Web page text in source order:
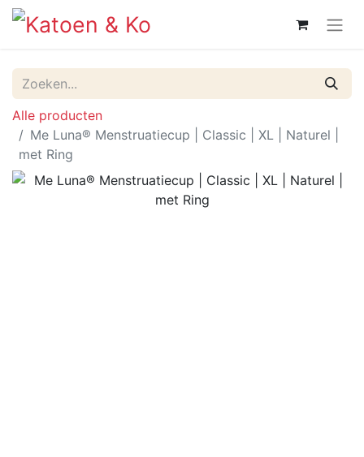
Alle producten
Me Luna® Menstruatiecup | Classic | XL | Naturel |
met Ring